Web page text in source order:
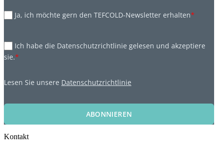
Ja, ich möchte gern den TEFCOLD-Newsletter erhalten*
Ich habe die Datenschutzrichtlinie gelesen und akzeptiere
sie.*
Lesen Sie unsere Datenschutzrichtlinie
ABONNIEREN
Kontakt